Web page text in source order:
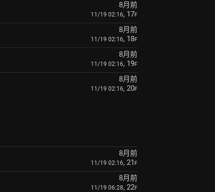
8月前
11/19 02:16, 17F
8月前
11/19 02:16, 18F
8月前
11/19 02:16, 19F
8月前
11/19 02:16, 20F
8月前
11/19 02:16, 21 F
8月前
11/19 06:28, 22F